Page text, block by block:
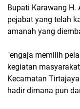
Bupati Karawang H.
pejabat yang telah
amanah yang
"engaja memilih
kegiatan
Kecamatan
hadir dimana pun